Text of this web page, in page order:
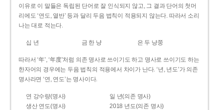
이유로 이 말들은 독립된 단어로 잘 인식되지 않고, 그 결과 단어의 첫머
리에도 ‘연도, 열반’ 등과 달리 두음 법칙이 적용되지 않는다. 따라서 소리
나는 대로 적는다.
십 년 금 한 냥 은 두 냥쭝
따라서 ‘年’, ‘年度’처럼 의존 명사로 쓰이기도 하고 명사로 쓰이기도 하는
한자어의 경우에는 두음 법칙의 적용에서 차이가 난다. ‘년, 년도’가 의존
명사라면 ‘연, 연도’는 명사이다.
연 강수량(명사)
일 년(의존 명사)
생산 연도(명사)
2018 년도(의존 명사)